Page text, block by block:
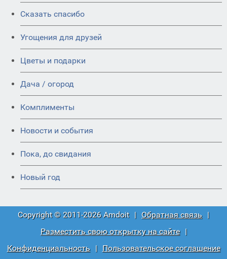
Сказать спасибо
Угощения для друзей
Цветы и подарки
Дача / огород
Комплименты
Новости и события
Пока, до свидания
Новый год
Copyright © 2011-2026 Amdoit | Обратная связь |
Разместить свою открытку на сайте
|
Конфиденциальность
| Пользовательское соглашение